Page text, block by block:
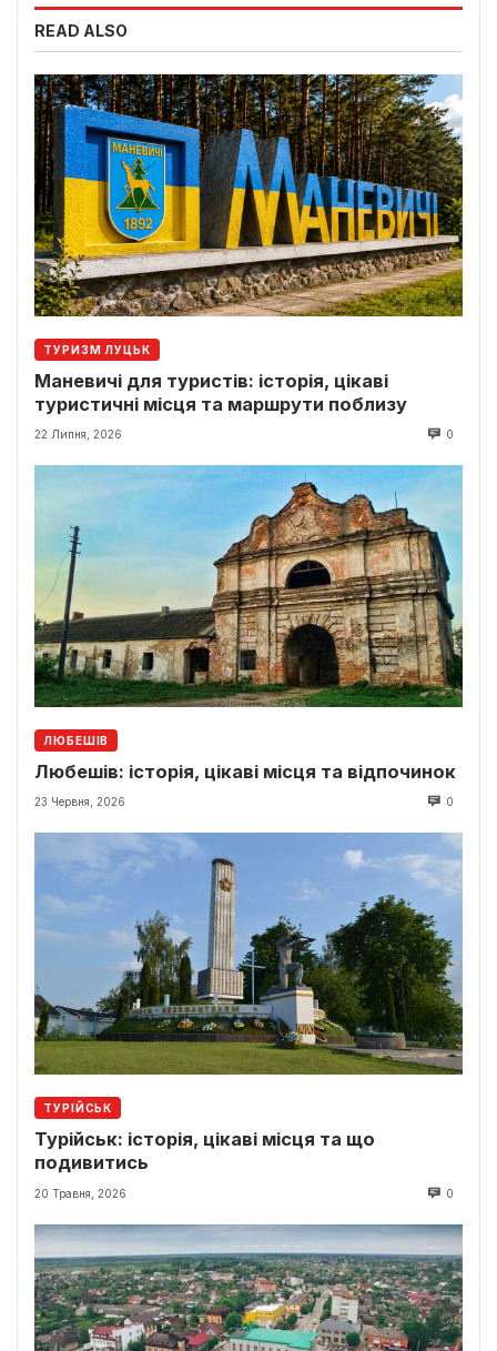
READ ALSO
ТУРИЗМ ЛУЦЬК
Маневичі для туристів: історія, цікаві
туристичні місця та маршрути поблизу
22 Липня, 2026 0
ЛЮБЕШІВ
Любешів: історія, цікаві місця та відпочинок
23 Червня, 2026 0
ТУРІЙСЬК
Турійськ: історія, цікаві місця та що
подивитись
20 Травня, 2026 0